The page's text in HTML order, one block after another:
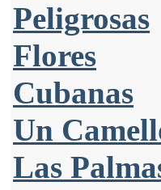
Peligrosas
Flores
Cubanas
Un
Las